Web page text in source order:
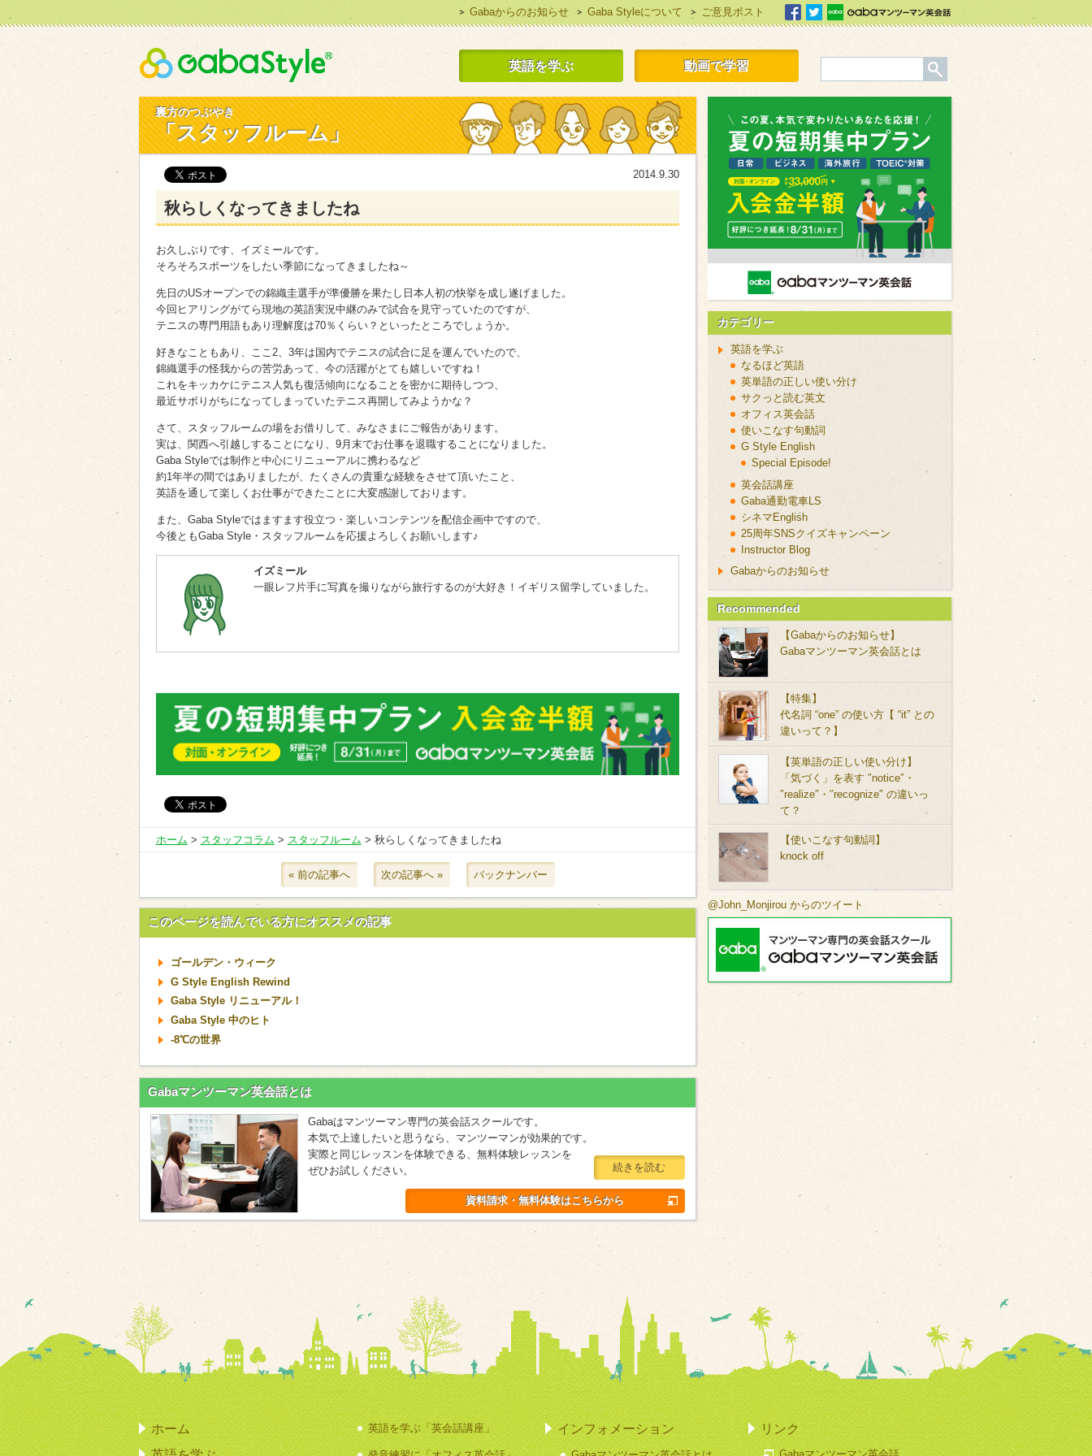
Gabaからのお知らせ Gaba Styleについて ご意見ポスト facebook
Twitter Gabaマンツーマン英会話
Gaba Style 無料で英語学習 英語を学ぶ 動画で学習
裏方のつぶやき
「スタッフルーム」
2014.9.30
秋らしくなってきましたね
お久しぶりです、イズミールです。
そろそろスポーツをしたい季節になってきましたね～
先日のUSオープンでの錦織圭選手が準優勝を果たし日本人初の快挙を成し遂げました。
今回ヒアリングがてら現地の英語実況中継のみで試合を見守っていたのですが、
テニスの専門用語もあり理解度は70％くらい？といったところでしょうか。
好きなこともあり、ここ2、3年は国内でテニスの試合に足を運んでいたので、
錦織選手の怪我からの苦労あって、今の活躍がとても嬉しいですね！
これをキッカケにテニス人気も復活傾向になることを密かに期待しつつ、
最近サボりがちになってしまっていたテニス再開してみようかな？
さて、スタッフルームの場をお借りして、みなさまにご報告があります。
実は、関西へ引越しすることになり、9月末でお仕事を退職することになりました。
Gaba Styleでは制作と中心にリニューアルに携わるなど
約1年半の間ではありましたが、たくさんの貴重な経験をさせて頂いたこと、
英語を通して楽しくお仕事ができたことに大変感謝しております。
また、Gaba Styleではますます役立つ・楽しいコンテンツを配信企画中ですので、
今後ともGaba Style・スタッフルームを応援よろしくお願いします♪
イズミール
一眼レフ片手に写真を撮りながら旅行するのが大好き！イギリス留学していました。
ホーム > スタッフコラム > スタッフルーム > 秋らしくなってきましたね
« 前の記事へ 次の記事へ » バックナンバー
このページを読んでいる方にオススメの記事
ゴールデン・ウィーク
G Style English Rewind
Gaba Style リニューアル！
Gaba Style 中のヒト
-8℃の世界
Gabaマンツーマン英会話とは
Gabaはマンツーマン専門の英会話スクールです。
本気で上達したいと思うなら、マンツーマンが効果的です。
実際と同じレッスンを体験できる、無料体験レッスンを
ぜひお試しください。
続きを読む
資料請求・無料体験はこちらから
カテゴリー
英語を学ぶ
なるほど英語
英単語の正しい使い分け
サクっと読む英文
オフィス英会話
使いこなす句動詞
G Style English
Special Episode!
英会話講座
Gaba通勤電車LS
シネマEnglish
25周年SNSクイズキャンペーン
Instructor Blog
Gabaからのお知らせ
Recommended
【Gabaからのお知らせ】
Gabaマンツーマン英会話とは
【特集】
代名詞 “one” の使い方【 “it” との
違いって？】
【英単語の正しい使い分け】
「気づく」を表す ″notice″・
″realize″・″recognize″ の違いっ
て？
【使いこなす句動詞】
knock off
@John_Monjirou からのツイート
ホーム
英語を学ぶ「英会話講座」 インフォメーション リンク